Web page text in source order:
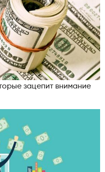
зацепит внимание